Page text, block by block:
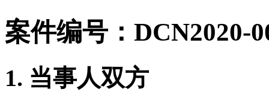
案件编号：DCN2020-
1. 当事人双方